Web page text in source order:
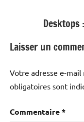
Desktops
Laisser un
Votre adresse e-mail
obligatoires sont
Commentaire*